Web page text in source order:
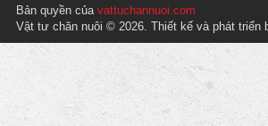
Bản quyền của vattuchannuoi.com
Vật tư chăn nuôi © 2026. Thiết kế và phát triển